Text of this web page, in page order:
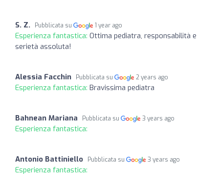
S. Z. Pubblicata su 1 year ago
Esperienza fantastica: Ottima pediatra, responsabilità e
serietà assoluta!
Alessia Facchin Pubblicata su 2 years ago
Esperienza fantastica: Bravissima pediatra
Bahnean Mariana Pubblicata su 3 years ago
Esperienza fantastica:
Antonio Battiniello Pubblicata su 3 years ago
Esperienza fantastica: